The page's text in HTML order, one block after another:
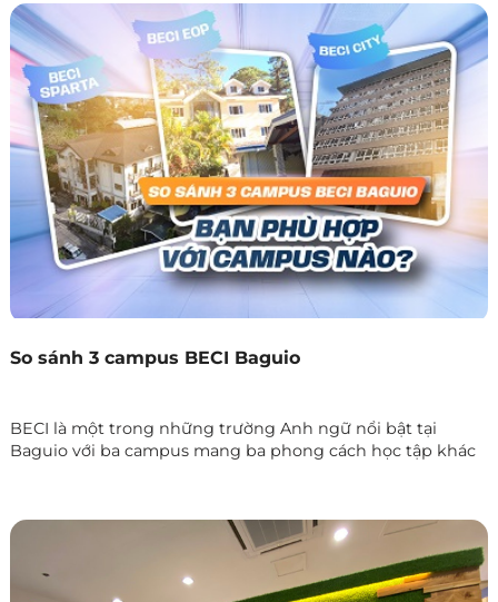
So sánh 3 campus BECI Baguio
BECI là một trong những trường Anh ngữ nổi bật tại
Baguio với ba campus mang ba phong cách học tập khác